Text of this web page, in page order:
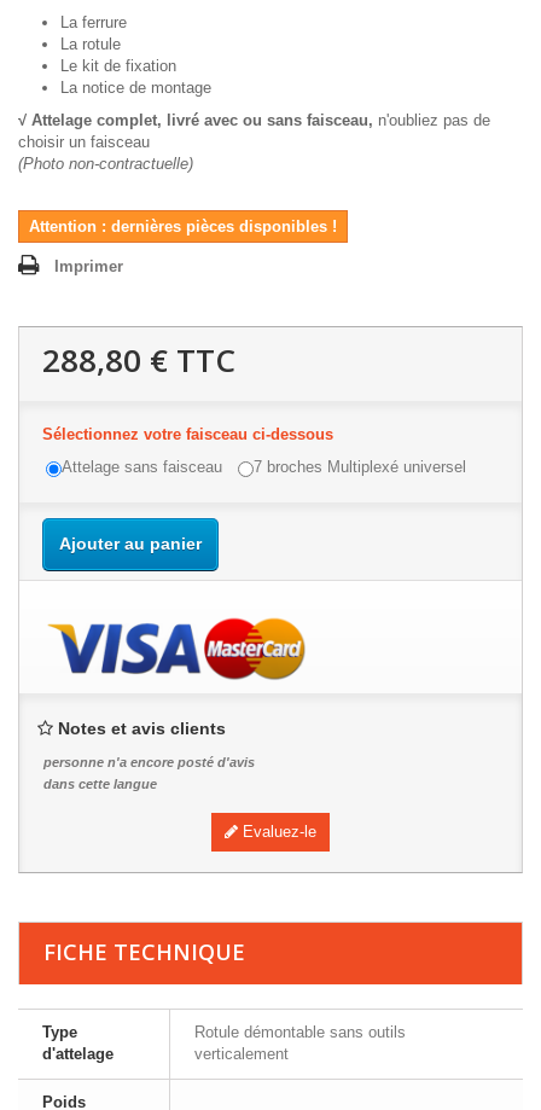
La ferrure
La rotule
Le kit de fixation
La notice de montage
√ Attelage complet, livré avec ou sans faisceau, n'oubliez pas de
choisir un faisceau
(Photo non-contractuelle)
Attention : dernières pièces disponibles !
Imprimer
288,80 € TTC
Sélectionnez votre faisceau ci-dessous
Attelage sans faisceau
7 broches Multiplexé universel
Ajouter au panier
Notes et avis clients
personne n'a encore posté d'avis
dans cette langue
Evaluez-le
FICHE TECHNIQUE
Type
d'attelage
Rotule démontable sans outils
verticalement
Poids